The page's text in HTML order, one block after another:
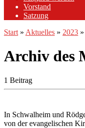
Vorstand
Satzung
Start » Aktuelles » 2023 »
Archiv des
1 Beitrag
In Schwalheim und
von der evangelischen